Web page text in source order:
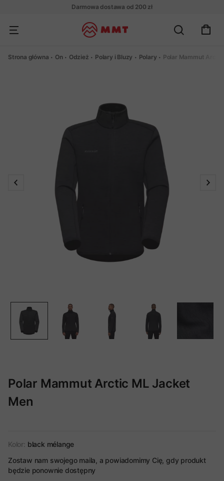
Darmowa dostawa od 200 zł
Strona główna On Odzież Polary i Bluzy Polary Polar Mammut
Polar Mammut Arctic ML Jacket
Men
Kolor: black mélange
Zostaw nam swojego maila, a powiadomimy Cię, gdy produkt
będzie ponownie dostępny